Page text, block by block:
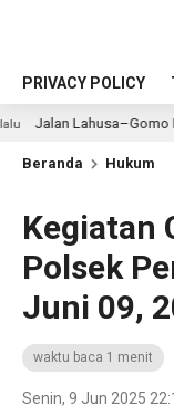
PRIVACY POLICY
Putus Total
Beranda Hukum
Kegiatan
Polsek
Juni 09,
waktu baca 1 menit
Senin, 9 Jun 2025